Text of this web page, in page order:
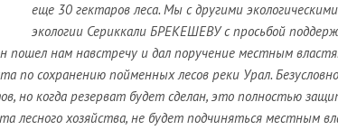
еще 30 гектаров леса. Мы с другими
экологии Сериккали БРЕКЕШЕВУ с просьбой
пошел нам навстречу и дал поручение местным
по сохранению пойменных лесов реки Урал.
но когда резерват будет сделан, это полностью
лесного хозяйства, не будет подчиняться местным